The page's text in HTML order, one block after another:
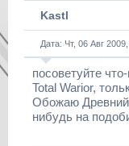
Kastl
Дата: Чт, 06 Авг
посоветуйте
Total Warior,
Обожаю
нибудь на